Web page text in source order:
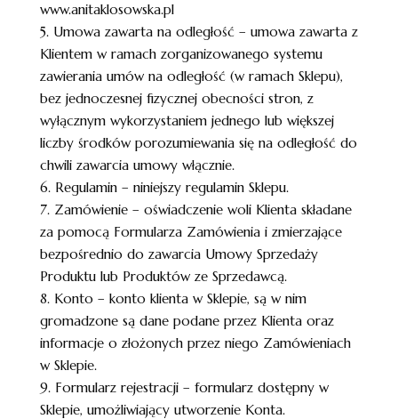
www.anitaklosowska.pl
5. Umowa zawarta na odległość – umowa zawarta z
Klientem w ramach zorganizowanego systemu
zawierania umów na odległość (w ramach Sklepu),
bez jednoczesnej fizycznej obecności stron, z
wyłącznym wykorzystaniem jednego lub większej
liczby środków porozumiewania się na odległość do
chwili zawarcia umowy włącznie.
6. Regulamin – niniejszy regulamin Sklepu.
7. Zamówienie – oświadczenie woli Klienta składane
za pomocą Formularza Zamówienia i zmierzające
bezpośrednio do zawarcia Umowy Sprzedaży
Produktu lub Produktów ze Sprzedawcą.
8. Konto – konto klienta w Sklepie, są w nim
gromadzone są dane podane przez Klienta oraz
informacje o złożonych przez niego Zamówieniach
w Sklepie.
9. Formularz rejestracji – formularz dostępny w
Sklepie, umożliwiający utworzenie Konta.